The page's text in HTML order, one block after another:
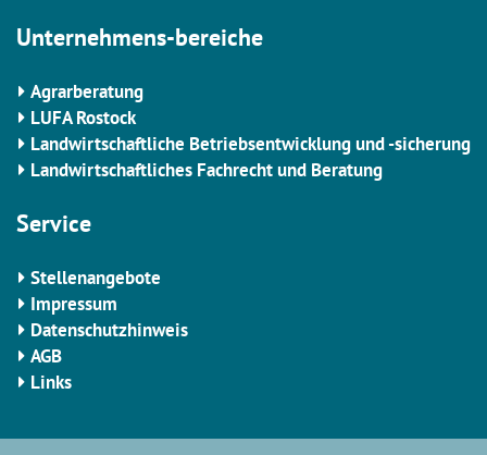
Unternehmens-bereiche
Agrarberatung
LUFA Rostock
Landwirtschaftliche Betriebsentwicklung und -sicherung
Landwirtschaftliches Fachrecht und Beratung
Service
Stellenangebote
Impressum
Datenschutzhinweis
AGB
Links